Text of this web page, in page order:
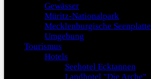
Gewässer
Müritz-Nationalpark
Mecklenburgische Seenplatte
Umgebung
Tourismus
Hotels
Seehotel Ecktannen
Landhotel "Die Arche"